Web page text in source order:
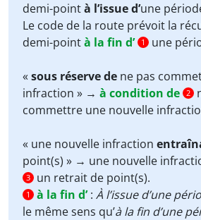
demi-pointà l’issue d’une
Le code de la route prévoit la
demi-pointà la fin d’ 1 une
«sous réserve de ne pas
infraction » → à condition de 2
commettre une nouvelle
« une nouvelle infraction
point(s) » → une nouvelle
3 un retrait de point(s).
1 à la fin d’: À l’issue d’une
le même sens qu’à la fin d’une